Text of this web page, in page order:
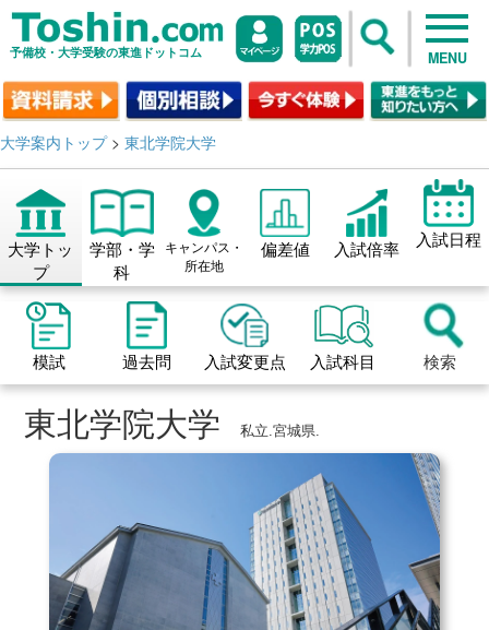
予備校・大学受験の東進ドットコム MENU
大学案内トップ> 東北学院大学
大学トッ
プ
学部・学
科
キャンパス・
所在地
偏差値 入試倍率 入試日程
模試 過去問 入試変更点 入試科目 検索
東北学院大学 私立.宮城県.